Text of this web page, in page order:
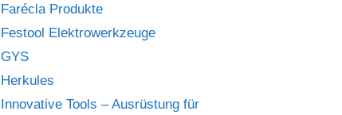
Farécla Produkte
Festool Elektrowerkzeuge
GYS
Herkules
Innovative Tools – Ausrüstung für